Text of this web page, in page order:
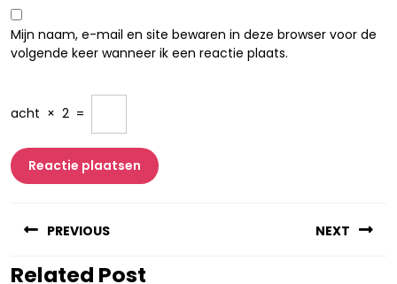
Mijn naam, e-mail en site bewaren in deze browser voor de
volgende keer wanneer ik een reactie plaats.
acht × 2 =
PREVIOUS
Vorig
NEXT
Related Post